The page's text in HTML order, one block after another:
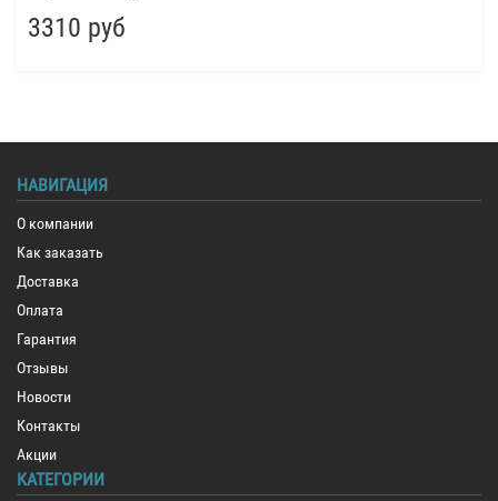
3310 руб
НАВИГАЦИЯ
О компании
Как заказать
Доставка
Оплата
Гарантия
Отзывы
Новости
Контакты
Акции
КАТЕГОРИИ